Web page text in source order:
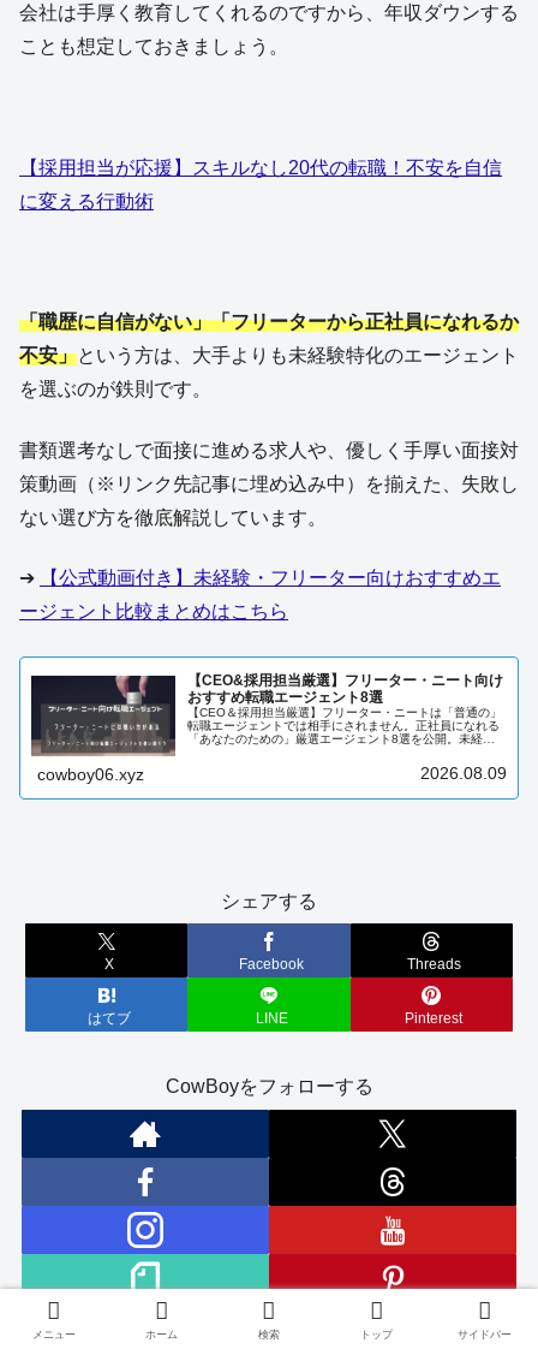
会社は手厚く教育してくれるのですから、年収ダウンする
ことも想定しておきましょう。
【採用担当が応援】スキルなし20代の転職！不安を自信
に変える行動術
「職歴に自信がない」「フリーターから正社員になれるか
不安」という方は、大手よりも未経験特化のエージェント
を選ぶのが鉄則です。
書類選考なしで面接に進める求人や、優しく手厚い面接対
策動画（※リンク先記事に埋め込み中）を揃えた、失敗し
ない選び方を徹底解説しています。
➔
【公式動画付き】未経験・フリーター向けおすすめエ
ージェント比較まとめはこちら
【CEO&採用担当厳選】フリーター・ニート向け
おすすめ転職エージェント8選
【CEO＆採用担当厳選】フリーター・ニートは「普通の」
転職エージェントでは相手にされません。正社員になれる
「あなたのための」厳選エージェント8選を公開。未経験
cowboy06.xyz 2026.08.09
シェアする
X Facebook Threads
はてブ LINE Pinterest
CowBoyをフォローする
メニュー ホーム 検索 トップ サイドバー